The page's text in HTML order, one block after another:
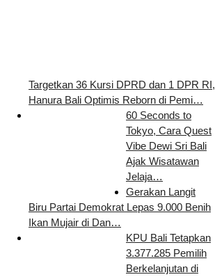
Targetkan 36 Kursi DPRD dan 1 DPR RI,
Hanura Bali Optimis Reborn di Pemi…
60 Seconds to
Tokyo, Cara Quest
Vibe Dewi Sri Bali
Ajak Wisatawan
Jelaja…
Gerakan Langit
Biru Partai Demokrat Lepas 9.000 Benih
Ikan Mujair di Dan…
KPU Bali Tetapkan
3.377.285 Pemilih
Berkelanjutan di